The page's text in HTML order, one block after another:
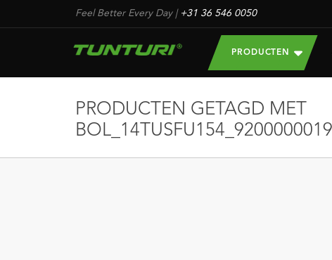
Feel Better Every Day| +31 36 546 0050
PRODUCTEN
PRODUCTEN GETAGD MET